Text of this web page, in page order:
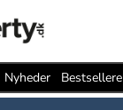
Nyheder Bestsellere